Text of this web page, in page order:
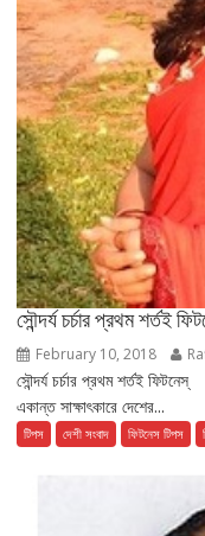
সৌন্দর্য চর্চার প্রথম শর্তই
February 10, 2018
সৌন্দর্য চর্চার প্রথম শর্তই
একান্ত সাক্ষাৎকারে দেশের...
টিপস দেশী সংবাদ ফিটনেস টিপস